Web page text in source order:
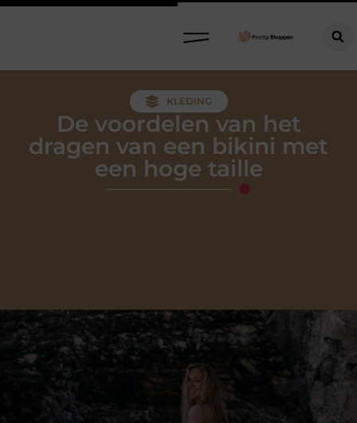
KLEDING
De voordelen van het
dragen van een bikini met
een hoge taille